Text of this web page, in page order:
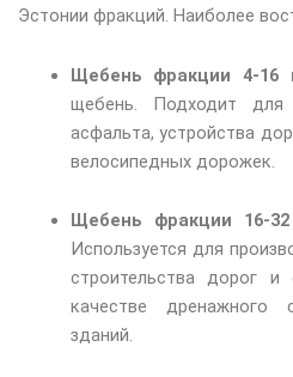
Эстонии фракций. Наиболее
Щебень фракции 4-
щебень. Подходит для
асфальта, устройства
велосипедных дорожек.
Щебень фракции 16-
Используется для
строительства дорог
качестве дренажного
зданий.